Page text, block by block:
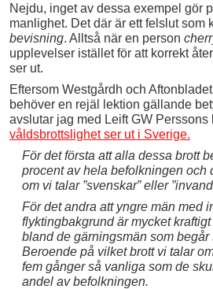
Nejdu, inget av dessa exempel gör
manlighet. Det där är ett felslut som
bevisning. Alltså när en person
upplevelser istället för att korrekt
ser ut.
Eftersom Westgårdh och
behöver en rejäl lektion gällande
avslutar jag med Leift GW Perssons
våldsbrottslighet ser ut i Sverige.
För det första att alla dessa brott
procent av hela befolkningen och
om vi talar ”svenskar” eller
För det andra att yngre män med
flyktingbakgrund är mycket
bland de gärningsmän som begår
Beroende på vilket brott vi talar
fem gånger så vanliga som de
andel av befolkningen.